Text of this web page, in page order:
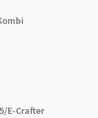
E-Crafter